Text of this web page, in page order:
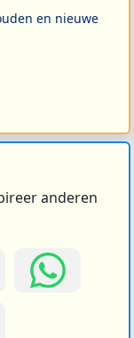
en nieuwe
anderen